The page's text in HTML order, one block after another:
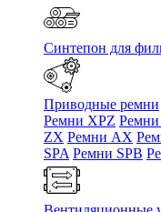
Синтепон для
Приводные ремни
Ремни XPZ
ZX Ремни AX
SPA Ремни SPB